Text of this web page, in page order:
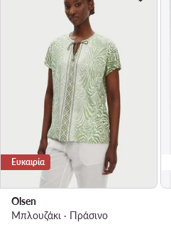
Ευκαιρία
Olsen
Μπλουζάκι · Πράσινο